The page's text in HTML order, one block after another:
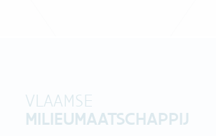
VLAAMSE
MILIEUMAATSCHAPPIJ